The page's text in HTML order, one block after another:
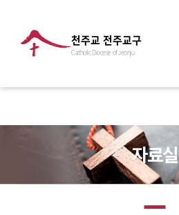
천주교 전주교구
Catholic Diocese of Jeonju
자료실